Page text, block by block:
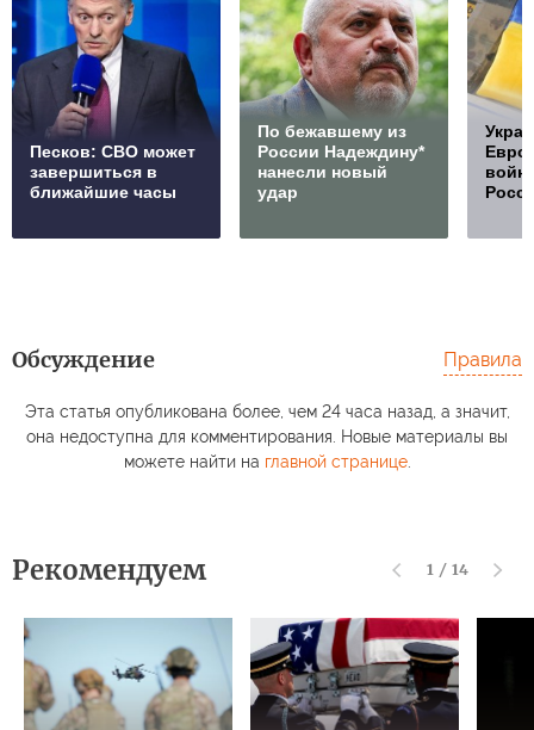
Песков: СВО может
завершиться в
ближайшие часы
По бежавшему из
России Надеждину*
нанесли новый
удар
Обсуждение Правила
Эта статья опубликована более, чем 24 часа назад, а значит,
она недоступна для комментирования. Новые материалы вы
можете найти на главной странице.
Рекомендуем 1 / 14